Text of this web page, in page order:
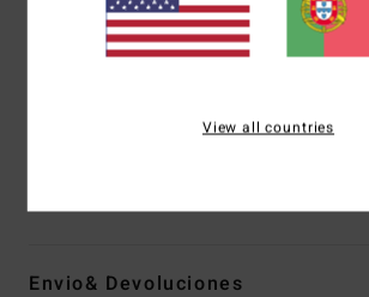
Espessura: 4/3mm
Sistema de entrada: Fecho traseiro
fita reforçada no local
Envio& Devoluciones
View all countries